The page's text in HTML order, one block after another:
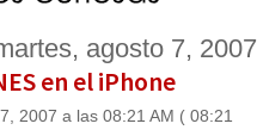
agosto 7, 2007
en el iPhone
2007 a las 08:21 AM ( 08:21